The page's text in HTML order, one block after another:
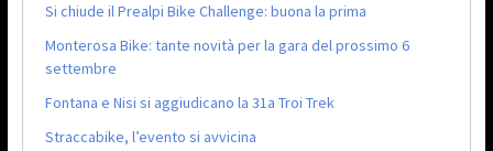
Si chiude il Prealpi Bike Challenge: buona la prima
Monterosa Bike: tante novità per la gara del prossimo 6
settembre
Fontana e Nisi si aggiudicano la 31a Troi Trek
Straccabike, l’evento si avvicina